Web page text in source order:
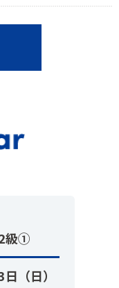
級①
（日）